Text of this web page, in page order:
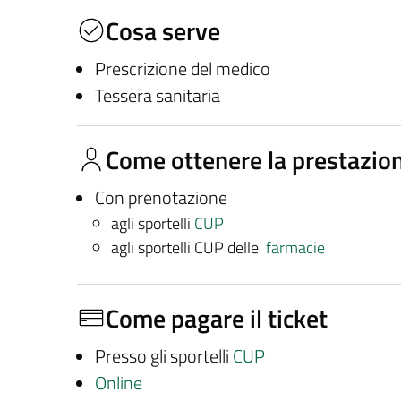
Cosa serve
Prescrizione del medico
Tessera sanitaria
Come ottenere la
Con prenotazione
agli sportelli CUP
agli sportelli CUP delle farmacie
Come pagare il ticket
Presso gli sportelli CUP
Online